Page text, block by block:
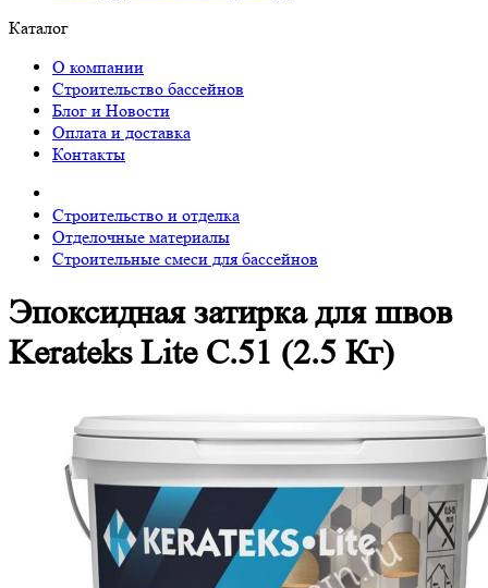
Каталог
О компании
Строительство бассейнов
Блог и Новости
Оплата и доставка
Контакты
Строительство и отделка
Отделочные материалы
Строительные смеси для бассейнов
Эпоксидная затирка для швов
Kerateks Lite С.51 (2.5 Кг)